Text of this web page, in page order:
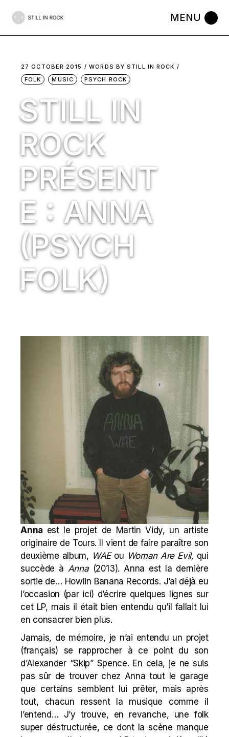
27 OCTOBER 2015 WORDS BYSTILL IN ROCK
FOLK
MUSIC PSYCH ROCK
STILL IN
ROCK
PRÉSENT
E : ANNA
(PSYCH
FOLK)
Anna est le projet de Martin Vidy, un artiste
originaire de Tours. Il vient de faire paraître son
deuxième album, WAE ou Woman Are Evil, qui
succède à Anna (2013). Anna est la dernière
sortie de… Howlin Banana Records. J’ai déjà eu
l’occasion (par ici) d’écrire quelques lignes sur
cet LP, mais il était bien entendu qu’il fallait lui
en consacrer bien plus.
Jamais, de mémoire, je n’ai entendu un projet
(français) se rapprocher à ce point du son
d’Alexander “Skip” Spence. En cela, je ne suis
pas sûr de trouver chez Anna tout le garage
que certains semblent lui prêter, mais après
tout, chacun ressent la musique comme il
l’entend… J’y trouve, en revanche, une folk
super déstructurée, ce dont la scène manque